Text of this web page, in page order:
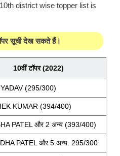
district wise topper list is
सूची देख सकते हैं।
10वीं टॉपर (2022)
(295/300)
KUMAR (394/400)
PATEL और 2 अन्य (393/400)
PATEL और 5 अन्य: 295/300